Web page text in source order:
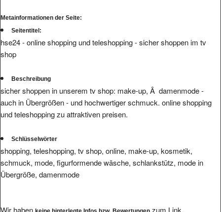
Metainformationen der Seite:
Seitentitel:
hse24 - online shopping und teleshopping - sicher shoppen im tv
shop
Beschreibung
sicher shoppen in unserem tv shop: make-up, Â damenmode -
auch in Übergrößen - und hochwertiger schmuck. online shopping
und teleshopping zu attraktiven preisen.
Schlüsselwörter
shopping, teleshopping, tv shop, online, make-up, kosmetik,
schmuck, mode, figurformende wäsche, schlankstütz, mode in
Übergröße, damenmode
Wir haben zum Link.